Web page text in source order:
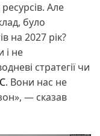
Але
було
на 2027 рік?
і не
стратегії чи
. Вони нас не
— сказав